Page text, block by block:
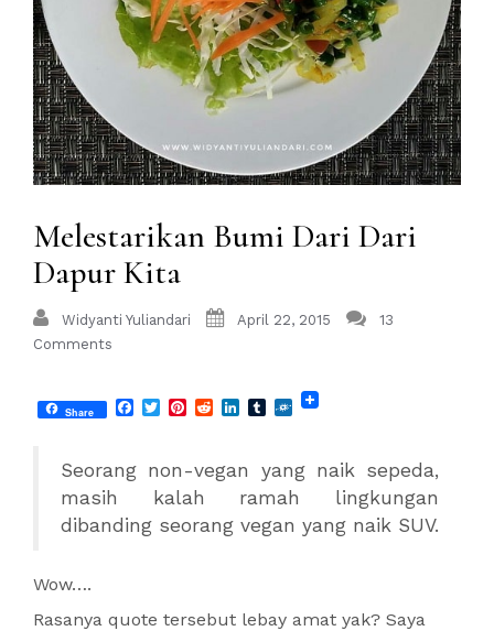
Melestarikan Bumi Dari Dari
Dapur Kita
Widyanti Yuliandari April 22, 2015
13
Comments
Share Facebook
TwitterPinterest
RedditLinkedIn
Tumblr
Folkd
Seorang non-vegan yang naik sepeda,
masih kalah ramah lingkungan
dibanding seorang vegan yang naik SUV.
Wow….
Rasanya quote tersebut lebay amat yak? Saya